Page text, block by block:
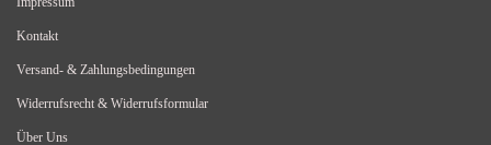
Kontakt
Versand- & Zahlungsbedingungen
Widerrufsrecht & Widerrufsformular
Über Uns